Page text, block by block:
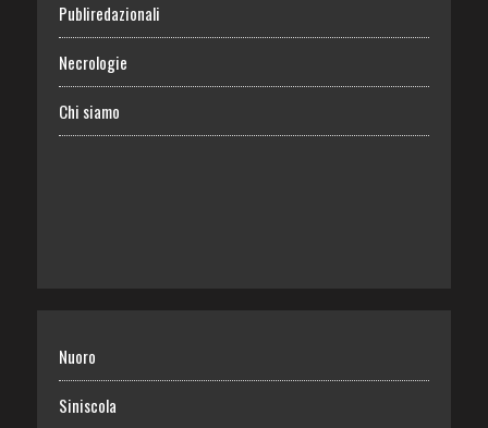
Publiredazionali
Necrologie
Chi siamo
Nuoro
Siniscola